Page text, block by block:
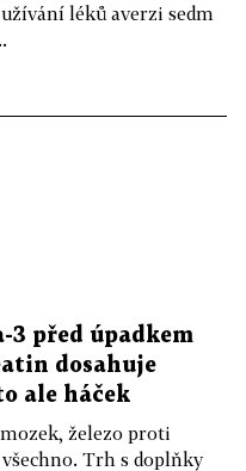
léků averzi sedm
3 před úpadkem
dosahuje
ale háček
železo proti
Trh s doplňky